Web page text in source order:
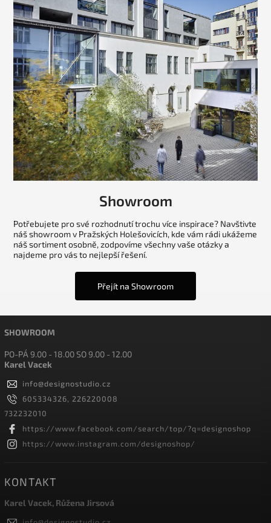
Showroom
Potřebujete pro své rozhodnutí trochu více inspirace? Navštivte
náš showroom v Pražských Holešovicích, kde vám rádi ukážeme
náš sortiment osobně, zodpovíme všechny vaše otázky a
najdeme pro vás to nejlepší řešení.
Přejít na Showroom
SHOWROOM
PO-PÁ 9.00 - 18.00 SO 9.00 - 12.00
Karel Vacek
info@designostudio.cz
605334326, 226220008
732232010
https://www.facebook.com/search/top/?q=designoshop
https://www.instagram.com/designoshop/
KONTAKT
Karel Vacek, Růžena Jirsová